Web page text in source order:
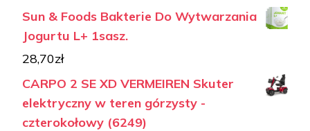
Sun & Foods Bakterie Do Wytwarzania
Jogurtu L+ 1sasz.
28,70zł
CARPO 2 SE XD VERMEIREN Skuter
elektryczny w teren górzysty -
czterokołowy (6249)